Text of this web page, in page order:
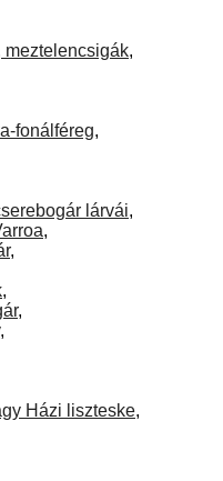
meztelencsigák,
fonálféreg,
lárvái,
,
,
,
,
,
Házi liszteske,